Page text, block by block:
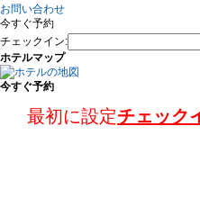
お問い合わせ
今すぐ予約
チェックイン:
ホテルマップ
今すぐ予約
最初に設定チェック